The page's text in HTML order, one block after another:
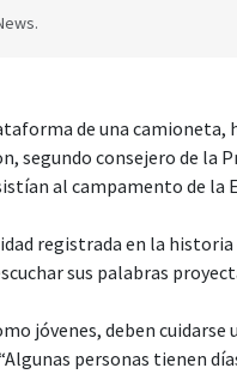
de una camioneta,
segundo consejero de la
al campamento de la
registrada en la
sus palabras
jóvenes, deben cuidarse
personas tienen